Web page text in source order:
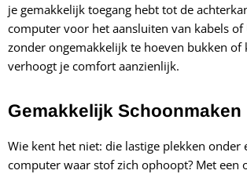
je gemakkelijk toegang hebt tot de
computer voor het aansluiten van kabels of
zonder ongemakkelijk te hoeven bukken of
verhoogt je comfort aanzienlijk.
Gemakkelijk Schoonmaken
Wie kent het niet: die lastige plekken onder
computer waar stof zich ophoopt? Met een